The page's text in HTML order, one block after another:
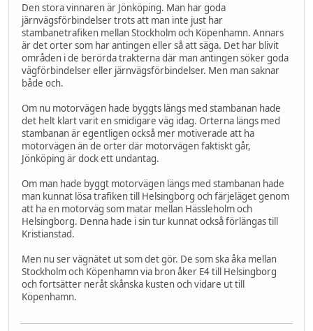
Den stora vinnaren är Jönköping. Man har goda
järnvägsförbindelser trots att man inte just har
stambanetrafiken mellan Stockholm och Köpenhamn. Annars
är det orter som har antingen eller så att säga. Det har blivit
områden i de berörda trakterna där man antingen söker goda
vägförbindelser eller järnvägsförbindelser. Men man saknar
både och.
Om nu motorvägen hade byggts längs med stambanan hade
det helt klart varit en smidigare väg idag. Orterna längs med
stambanan är egentligen också mer motiverade att ha
motorvägen än de orter där motorvägen faktiskt går,
Jönköping är dock ett undantag.
Om man hade byggt motorvägen längs med stambanan hade
man kunnat lösa trafiken till Helsingborg och färjeläget genom
att ha en motorväg som matar mellan Hässleholm och
Helsingborg. Denna hade i sin tur kunnat också förlängas till
Kristianstad.
Men nu ser vägnätet ut som det gör. De som ska åka mellan
Stockholm och Köpenhamn via bron åker E4 till Helsingborg
och fortsätter neråt skånska kusten och vidare ut till
Köpenhamn.